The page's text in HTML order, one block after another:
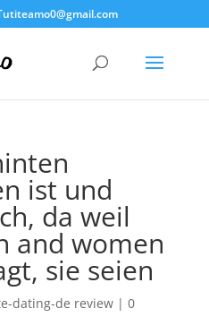
ist und
da weil
and women
sie seien
dating-de review| 0